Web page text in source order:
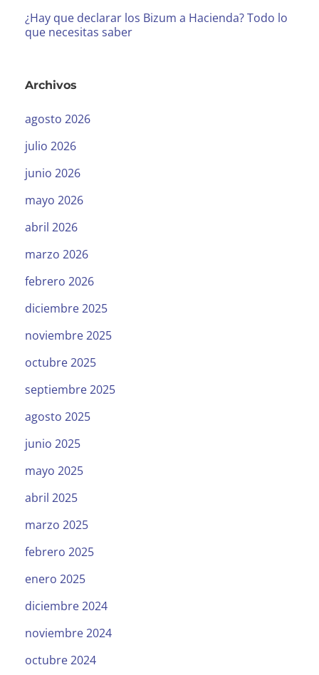
¿Hay que declarar los Bizum a Hacienda? Todo lo
que necesitas saber
Archivos
agosto 2026
julio 2026
junio 2026
mayo 2026
abril 2026
marzo 2026
febrero 2026
diciembre 2025
noviembre 2025
octubre 2025
septiembre 2025
agosto 2025
junio 2025
mayo 2025
abril 2025
marzo 2025
febrero 2025
enero 2025
diciembre 2024
noviembre 2024
octubre 2024